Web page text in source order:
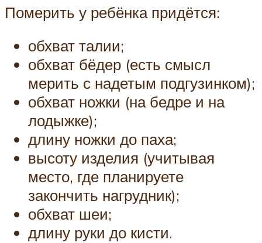
Померить у ребёнка придётся:
обхват талии;
обхват бёдер (есть смысл
мерить с надетым подгузинком);
обхват ножки (на бедре и на
лодыжке);
длину ножки до паха;
высоту изделия (учитывая
место, где планируете
закончить нагрудник);
обхват шеи;
длину руки до кисти.